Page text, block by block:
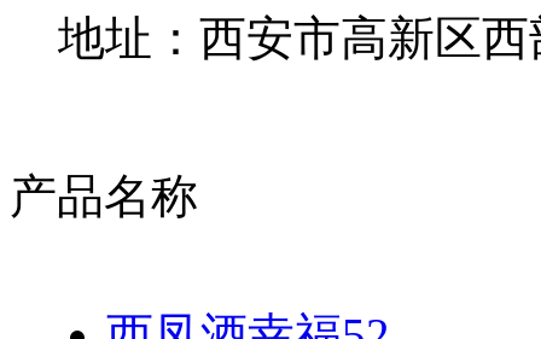
地址：西安市高新区西
产品名称